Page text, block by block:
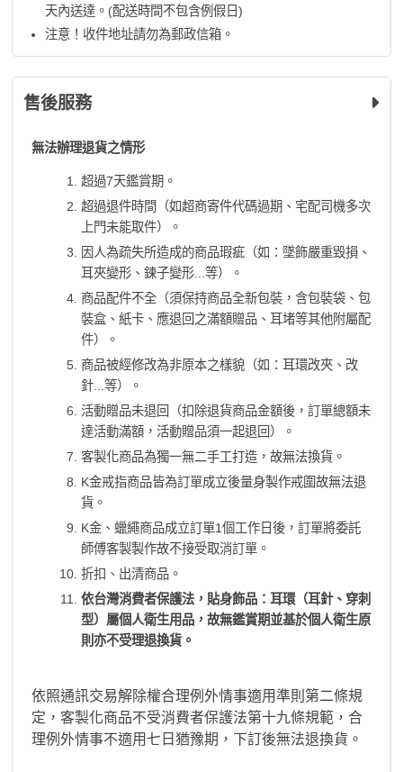
天內送達。(配送時間不包含例假日)
注意！收件地址請勿為郵政信箱。
售後服務
無法辦理退貨之情形
超過7天鑑賞期。
超過退件時間（如超商寄件代碼過期、宅配司機多次
上門未能取件）。
因人為疏失所造成的商品瑕疵（如：墜飾嚴重毀損、
耳夾變形、鍊子變形...等）。
商品配件不全（須保持商品全新包裝，含包裝袋、包
裝盒、紙卡、應退回之滿額贈品、耳堵等其他附屬配
件）。
商品被經修改為非原本之樣貌（如：耳環改夾、改
針...等）。
活動贈品未退回（扣除退貨商品金額後，訂單總額未
達活動滿額，活動贈品須一起退回）。
客製化商品為獨一無二手工打造，故無法換貨。
K金戒指商品皆為訂單成立後量身製作戒圍故無法退
貨。
K金、蠟繩商品成立訂單1個工作日後，訂單將委託
師傅客製製作故不接受取消訂單。
折扣、出清商品。
依台灣消費者保護法，貼身飾品：耳環（耳針、穿刺
型）屬個人衛生用品，故無鑑賞期並基於個人衛生原
則亦不受理退換貨。
依照通訊交易解除權合理例外情事適用準則第二條規
定，客製化商品不受消費者保護法第十九條規範，合
理例外情事不適用七日猶豫期，下訂後無法退換貨。